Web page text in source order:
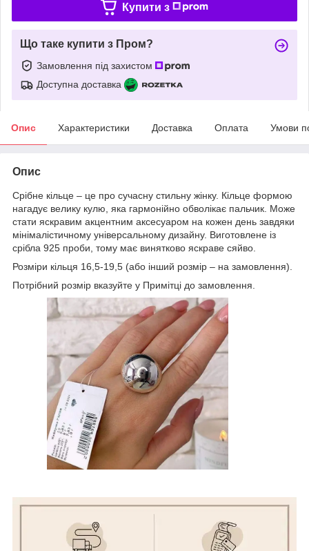
Купити з
Що таке купити з Пром?
Замовлення під захистом
Доступна доставка
Опис Характеристики Доставка Оплата Умови
Опис
Срібне кільце – це про сучасну стильну жінку. Кільце формою
нагадує велику кулю, яка гармонійно обволікає пальчик. Може
стати яскравим акцентним аксесуаром на кожен день завдяки
мінімалістичному універсальному дизайну. Виготовлене із
срібла 925 проби, тому має винятково яскраве сяйво.
Розміри кільця 16,5-19,5 (або інший розмір – на замовлення).
Потрібний розмір вказуйте у Примітці до замовлення.